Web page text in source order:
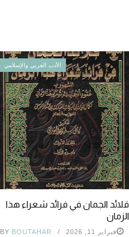
الأدب العربي والإسلامي
قلائد الجمان في فرائد شعراء هذا
الزمان
فبراير 11, 2026 BY BOUTAHAR